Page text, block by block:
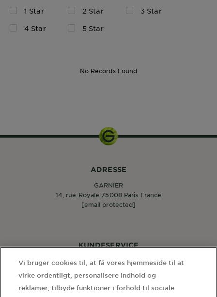
1 Star 2 Star
3 Star
4 Star
5 Star
No Records Found
KUNDESERVICE
Kontakt os
ADRESSE
GARNIER
14, rue Royale 75008 Paris France
[email protected]
Vi bruger cookies til, at få vores hjemmeside til at
virke ordentligt, personalisere indhold og
reklamer, tilbyde funktioner i forhold til sociale